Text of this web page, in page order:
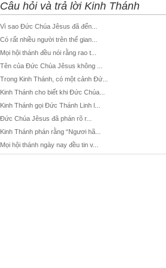
Câu hỏi và trả lời Kinh Thánh
Vì sao Đức Chúa Jêsus đã đến...
Có rất nhiều người trên thế gian...
Mọi hội thánh đều nói rằng rao t...
Tên của Đức Chúa Jêsus không ...
Trong Kinh Thánh, có một cảnh Đứ...
Kinh Thánh cho biết khi Đức Chúa...
Kinh Thánh gọi Đức Thánh Linh l...
Đức Chúa Jêsus đã phán rõ r...
Kinh Thánh phán rằng “Ngươi hã...
Mọi hội thánh ngày nay đều tin v...